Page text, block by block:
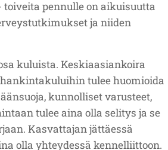
pennulle on aikuisuutta
ja niiden
kuluista. Keskiaasiankoira
tulee huomioida
kunnolliset varusteet,
tulee aina olla selitys ja se
Kasvattajan jättäessä
olla yhteydessä kennelliittoon.